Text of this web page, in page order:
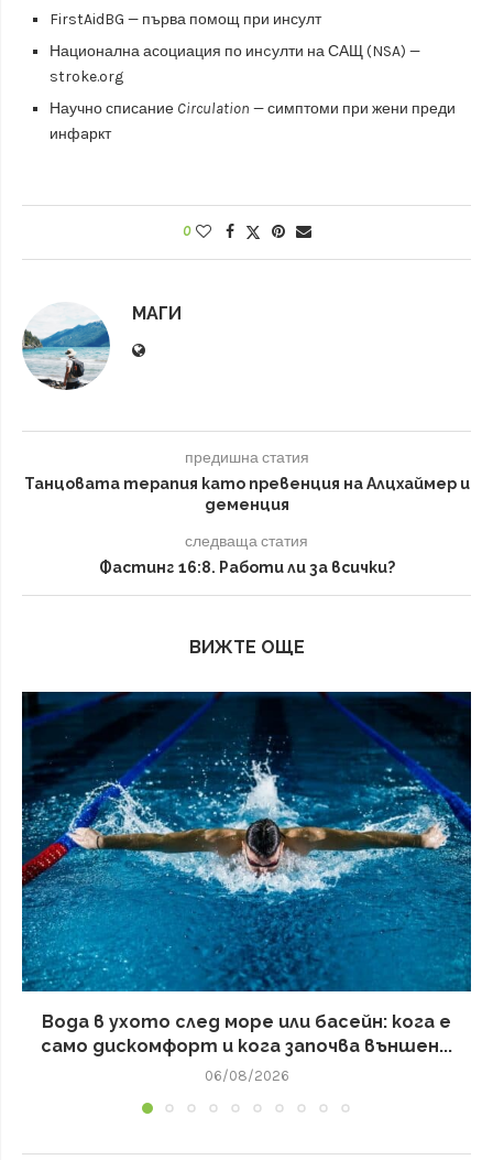
FirstAidBG — първа помощ при инсулт
Национална асоциация по инcулти на САЩ (NSA) —
stroke.org
Научно списание Circulation — симптоми при жени преди
инфaркт
0
МАГИ
предишна статия
Танцовата терапия като превенция на Алцхаймер и
деменция
следваща статия
Фастинг 16:8. Работи ли за всички?
ВИЖТЕ ОЩЕ
Вода в ухото след море или басейн: кога е
само дискомфорт и кога започва външен...
06/08/2026